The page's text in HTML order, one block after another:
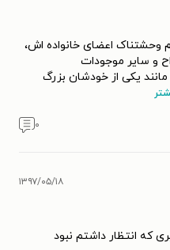
وحشتناک اعضای خانواده اش،
و سایر موجودات
مانند یکی از خودشان بزرگ
۰
۱۳۹۷/۰۵/۱۸
که انتظار داشتم نبود